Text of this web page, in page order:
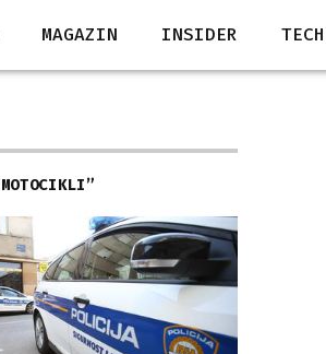
MAGAZIN INSIDER TECH
MOTOCIKLI”